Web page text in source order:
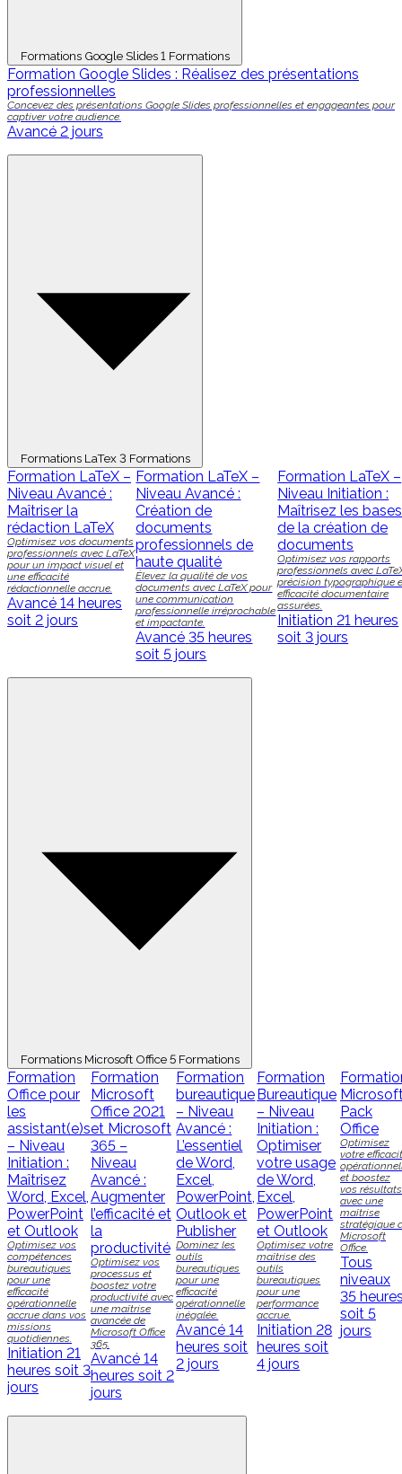
Formations Google Slides 1 Formations
Formation Google Slides : Réalisez des présentations
professionnelles
Concevez des présentations Google Slides professionnelles et engageantes pour
captiver votre audience.
Avancé 2 jours
Formations LaTex 3 Formations
Formation LaTeX –
Niveau Avancé :
Maîtriser la
rédaction LaTeX
Optimisez vos documents
professionnels avec LaTeX
pour un impact visuel et
une efficacité
rédactionnelle accrue.
Avancé 14 heures
soit 2 jours
Formation LaTeX –
Niveau Avancé :
Création de
documents
professionnels de
haute qualité
Élevez la qualité de vos
documents avec LaTeX pour
une communication
professionnelle irréprochable
et impactante.
Avancé 35 heures
soit 5 jours
Formation LaTeX –
Niveau Initiation :
Maîtrisez les bases
de la création de
documents
Optimisez vos rapports
professionnels avec
précision typographique
efficacité documentaire
assurées.
Initiation 21 heures
soit 3 jours
Formations Microsoft Office 5 Formations
Formation
Office pour
les
assistant(e)s
– Niveau
Initiation :
Maîtrisez
Word, Excel,
PowerPoint
et Outlook
Optimisez vos
compétences
bureautiques
pour une
efficacité
opérationnelle
accrue dans vos
missions
quotidiennes.
Initiation 21
heures soit 3
jours
Formation
Microsoft
Office 2021
et Microsoft
365 –
Niveau
Avancé :
Augmenter
l’efficacité et
la
productivité
Optimisez vos
processus et
boostez votre
productivité avec
une maîtrise
avancée de
Microsoft Office
365.
Avancé 14
heures soit 2
jours
Formation
bureautique
– Niveau
Avancé :
L’essentiel
de Word,
Excel,
PowerPoint,
Outlook et
Publisher
Dominez les
outils
bureautiques
pour une
efficacité
opérationnelle
inégalée.
Avancé 14
heures soit
2 jours
Formation
Bureautique
– Niveau
Initiation :
Optimiser
votre usage
de Word,
Excel,
PowerPoint
et Outlook
Optimisez votre
maîtrise des
outils
bureautiques
pour une
performance
accrue.
Initiation 28
heures soit
4 jours
Pack
Office
Optimisez
votre
et boostez
vos résultats
avec une
maîtrise
stratégique
Microsoft
Office.
Tous
niveaux
35
soit 5
jours